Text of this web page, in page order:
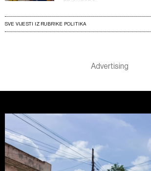
SVE VIJESTI IZ RUBRIKE POLITIKA